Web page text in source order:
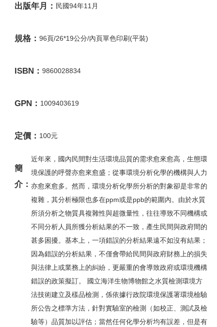
出版年月： 民國94年11月
規格： 96頁/26*19公分/內頁單色印刷(平裝)
ISBN： 9860028834
GPN： 1009403619
定價： 100元
簡
介：
近年來，國內民間對生活環境品質的需求愈來愈高，生態環
境保護的呼聲亦愈來愈盛；從事環境分析化學的機構與人力
亦愈來愈多。然而，環境分析化學所分析的對象卻是非常的
複雜，其分析極限也多在ppm或是ppb的範圍內。由於水質
所須分析之物質具複雜性與超微量性，往往導致不同機構或
不同分析人員所獲分析結果的不一致，產生民間與政府間的
甚多困擾。基本上，一項錯誤的分析結果遠不如沒有結果；
因為錯誤的分析結果，不僅會帶給民間與政府財務上的損失
與法律上或業務上的糾紛，更嚴重的會導致政府或環境機構
錯誤的政策擬訂。 國立海洋生物博物館之水質檢測環境方
法技術建立及樣品檢測，係依據行政院環境保護署環境檢驗
所公告之標準方法，針對實驗室的檢測（如校正、測試及檢
驗等）品質加以評估；當然任何化學分析均有誤差，但是有